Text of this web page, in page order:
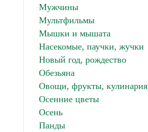
Мужчины
Мультфильмы
Мышки и мышата
Насекомые, паучки, жучки
Новый год, рождество
Обезьяна
Овощи, фрукты, кулинария
Осенние цветы
Осень
Панды